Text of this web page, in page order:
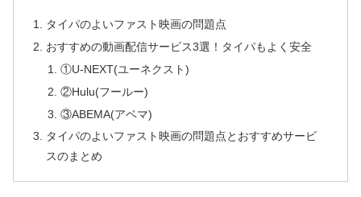
タイパのよいファスト映画の問題点
おすすめの動画配信サービス3選！タイパもよく安全
①U-NEXT(ユーネクスト)
②Hulu(フールー)
③ABEMA(アベマ)
タイパのよいファスト映画の問題点とおすすめサービ
スのまとめ